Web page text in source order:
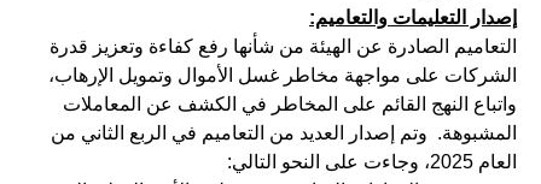
إصدار التعليمات والتعاميم:
التعاميم الصادرة عن الهيئة من شأنها رفع كفاءة وتعزيز قدرة
الشركات على مواجهة مخاطر غسل الأموال وتمويل الإرهاب،
واتباع النهج القائم على المخاطر في الكشف عن المعاملات
المشبوهة. وتم إصدار العديد من التعاميم في الربع الثاني من
العام 2025، وجاءت على النحو التالي: